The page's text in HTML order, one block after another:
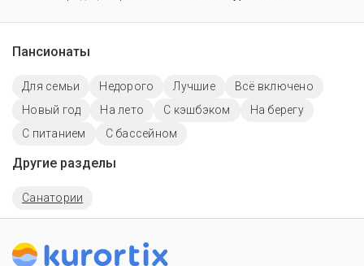
Пансионаты
Для семьи Недорого Лучшие
Всё включено
Новый год
На лето С кэшбэком
На берегу
С питанием
C бассейном
Другие разделы
Санатории